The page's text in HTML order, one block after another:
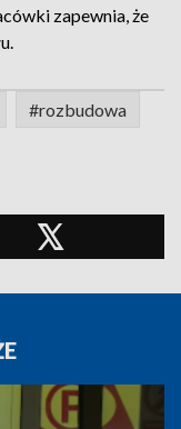
zapewnia, że
#rozbudowa